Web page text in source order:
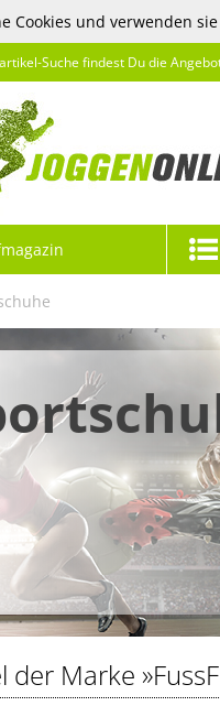
Cookies und verwenden
Suche findest Du die
der Marke